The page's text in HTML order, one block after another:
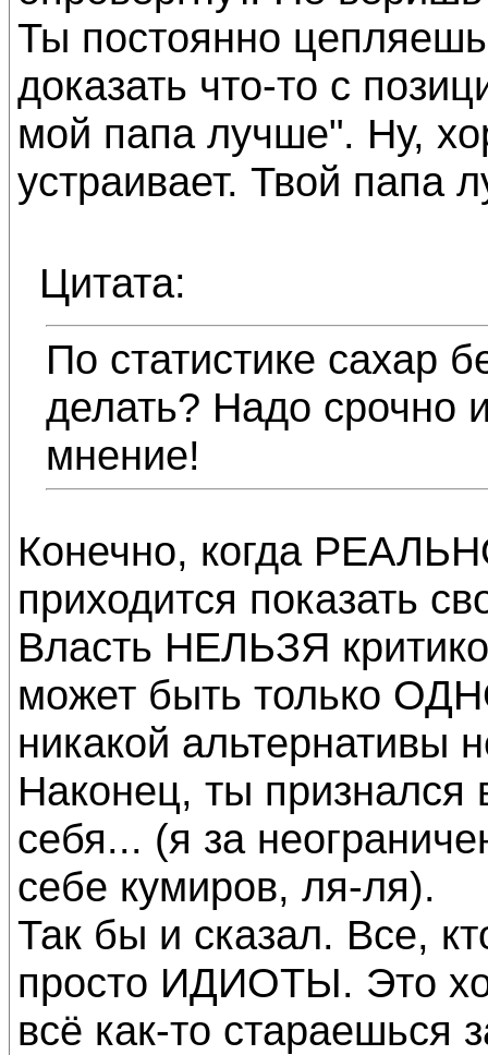
Ты постоянно
доказать что-то с
мой папа лучше". Ну,
устраивает. Твой папа
Цитата:
По статистике сахар
делать? Надо срочно
мнение!
Конечно, когда
приходится показать
Власть НЕЛЬЗЯ
может быть только
никакой альтернативы
Наконец, ты признался
себя... (я за
себе кумиров, ля-ля).
Так бы и сказал. Все,
просто ИДИОТЫ. Это
всё как-то стараешься